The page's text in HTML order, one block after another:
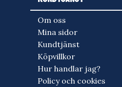
Om oss
Mina sidor
Kundtjänst
Köpvillkor
Hur handlar jag?
Policy och cookies